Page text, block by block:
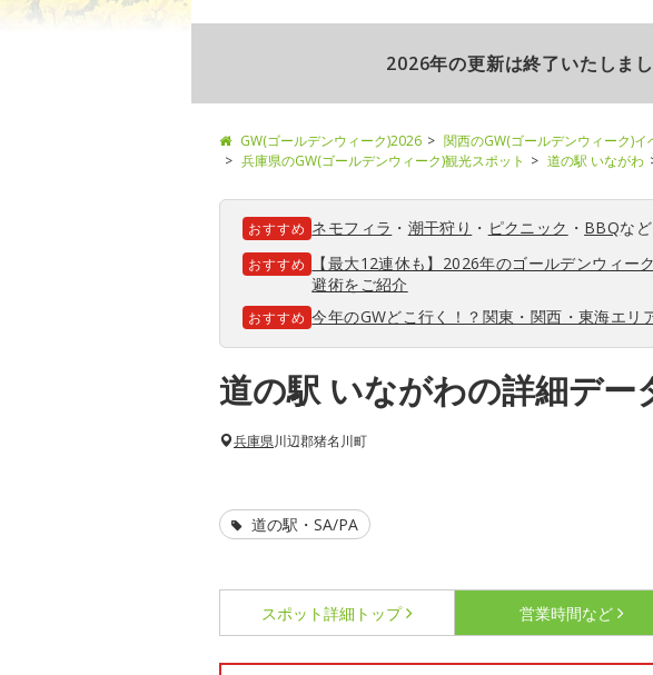
2026年の更新は終了いたしま
GW(ゴールデンウィーク)2026 関西のGW(ゴールデンウィーク)
兵庫県のGW(ゴールデンウィーク)観光スポット
道の駅 いながわ
おすすめ ネモフィラ ・ 潮干狩り ・ ピクニック ・ BBQな
おすすめ
【最大12連休も】2026年のゴールデンウィー
避術をご紹介
おすすめ 今年のGWどこ行く！？関東・関西・東海エリ
道の駅 いながわの詳細デー
兵庫県川辺郡猪名川町
道の駅・SA/PA
スポット詳細 トップ 営業時間など